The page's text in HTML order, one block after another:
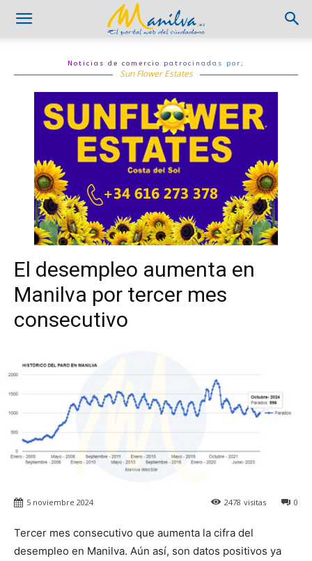
Noticias de comercio patrocinadas por;
Sun Flower Estates
El desempleo aumenta en
Manilva por tercer mes
consecutivo
0
2478 visitas
5 noviembre 2024
Tercer mes consecutivo que aumenta la cifra del
desempleo en Manilva. Aún así, son datos positivos ya